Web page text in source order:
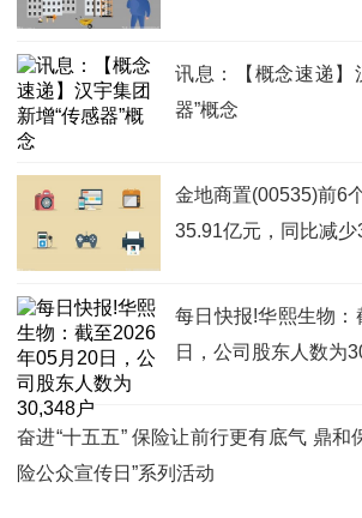
讯息：【概念速递】
器”概念
金地商置(00535)前6
35.91亿元，同比减少
每日快报!华熙生物
日，公司股东人数为
奋进“十五五” 保险让前行更有底气 鼎和
险公众宣传日”系列活动